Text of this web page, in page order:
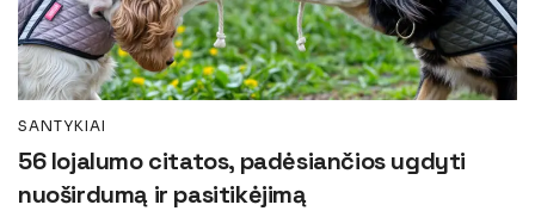
SANTYKIAI
56 lojalumo citatos, padėsiančios ugdyti
nuoširdumą ir pasitikėjimą